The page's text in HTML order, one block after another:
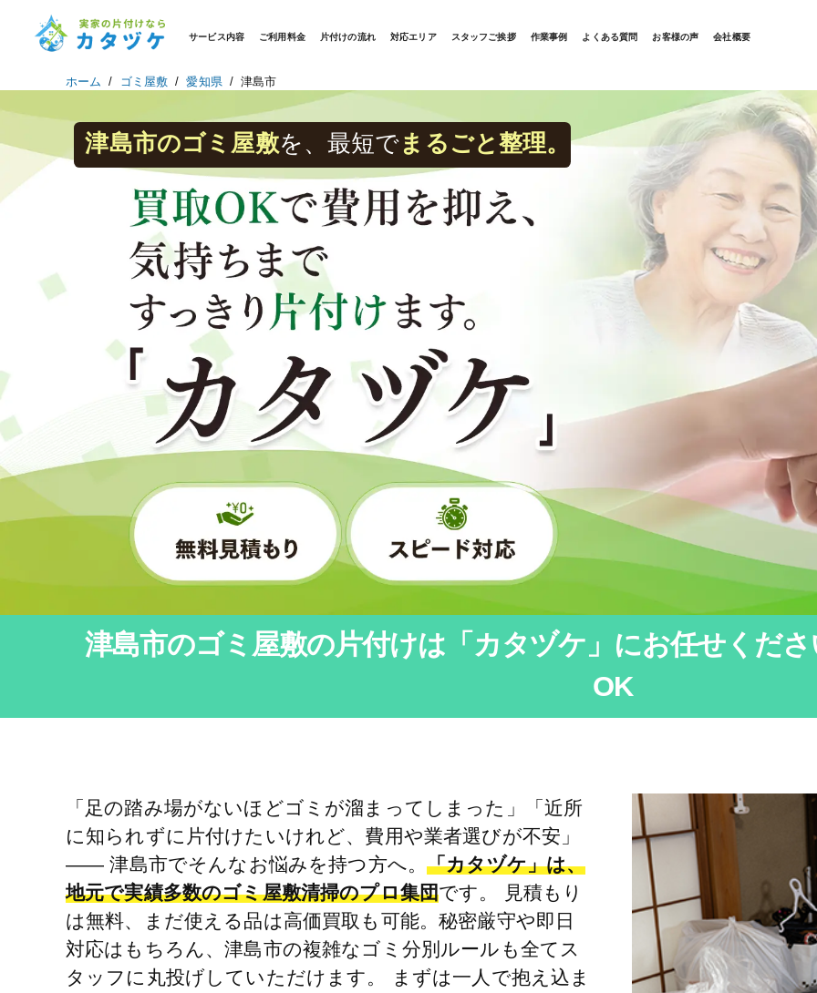
ホーム ゴミ屋敷 愛知県 津島市
サービス内容 ご利用料金 片付けの流れ 対応エリア スタッフご挨拶 作業事例 よくある質問 お客様の声 会社概要
津島市のゴミ屋敷を、最短でまるごと整理。
津島市のゴミ屋敷の片付けは「カタヅケ」にお任せくだ
OK
「足の踏み場がないほどゴミが溜まってしまった」「近所
に知られずに片付けたいけれど、費用や業者選びが不安」
―― 津島市でそんなお悩みを持つ方へ。「カタヅケ」は、
地元で実績多数のゴミ屋敷清掃のプロ集団です。 見積もり
は無料、まだ使える品は高価買取も可能。秘密厳守や即日
対応はもちろん、津島市の複雑なゴミ分別ルールも全てス
タッフに丸投げしていただけます。 まずは一人で抱え込ま